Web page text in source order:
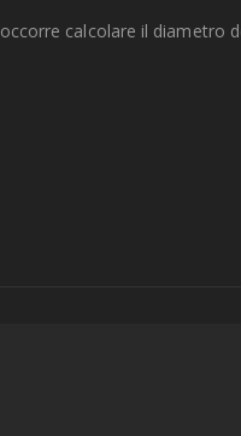
calcolare il diametro